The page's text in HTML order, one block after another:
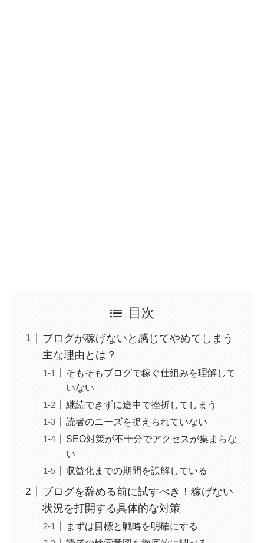
目次
ブログが稼げないと感じてやめてしまう
主な理由とは？
そもそもブログで稼ぐ仕組みを理解して
いない
継続できずに途中で挫折してしまう
読者のニーズを捉えられていない
SEO対策が不十分でアクセスが集まらな
い
収益化までの期間を誤解している
ブログを辞める前に試すべき！稼げない
状況を打開する具体的な対策
まずは目標と戦略を明確にする